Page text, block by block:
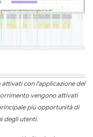
con l'applicazione del
vengono attivati
più opportunità di
degli utenti.